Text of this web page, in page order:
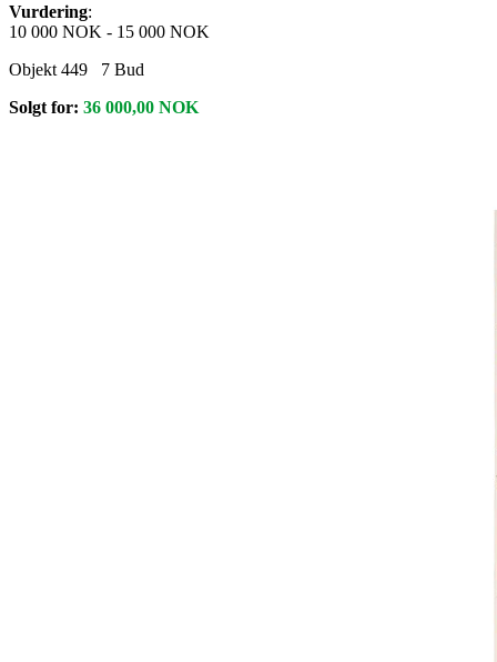
Vurdering:
10 000 NOK - 15 000 NOK
Objekt 449
7 Bud
Solgt for: 36 000,00 NOK